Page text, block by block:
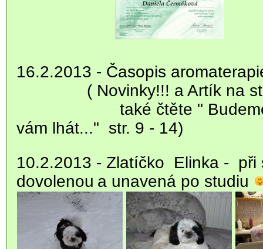
16.2.2013 - Časopis
( Novinky!!! a Artík na
také čtěte " Budeme
vám lhát..." str. 9 - 14)
10.2.2013 - Zlatíčko Elinka - při
dovolenou a unavená po studiu